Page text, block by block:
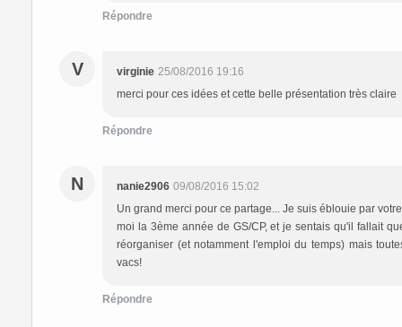
Répondre
V virginie 25/08/2016 19:16
merci pour ces idées et cette belle présentation très claire
Répondre
N nanie2906 09/08/2016 15:02
Un grand merci pour ce partage... Je suis éblouie par
moi la 3ème année de GS/CP, et je sentais qu'il fallait
réorganiser (et notamment l'emploi du temps) mais
vacs!
Répondre